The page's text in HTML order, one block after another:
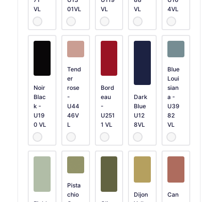
VL
01VL
VL
VL
4VL
Noir
Blac
k -
U19
0 VL
Tend
er
rose
-
U44
46V
L
Bord
eau
-
U251
1 VL
Dark
Blue
U12
8VL
Blue
Loui
sian
a -
U39
82
VL
Pista
chio
Dijon
Can